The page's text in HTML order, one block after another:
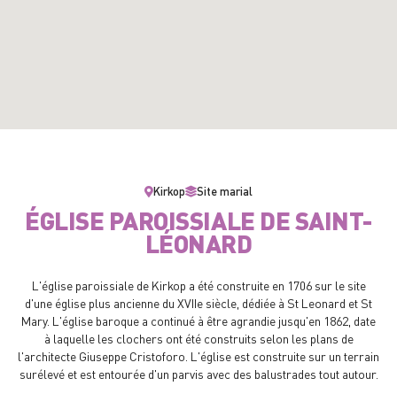
Kirkop Site marial
ÉGLISE PAROISSIALE DE SAINT-
LÉONARD
L'église paroissiale de Kirkop a été construite en 1706 sur le site
d'une église plus ancienne du XVIIe siècle, dédiée à St Leonard et St
Mary. L'église baroque a continué à être agrandie jusqu'en 1862, date
à laquelle les clochers ont été construits selon les plans de
l'architecte Giuseppe Cristoforo. L'église est construite sur un terrain
surélevé et est entourée d'un parvis avec des balustrades tout autour.